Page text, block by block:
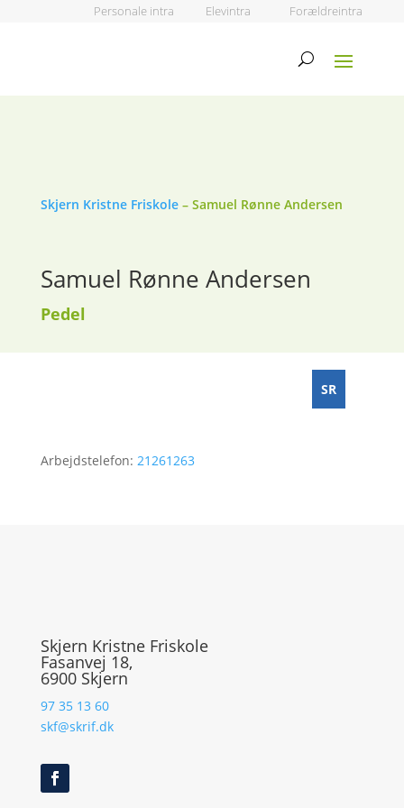
Personale intra Elevintra Forældreintra
Skjern Kristne Friskole– Samuel Rønne Andersen
Samuel Rønne Andersen
Pedel
SR
Arbejdstelefon: 21261263
Skjern Kristne Friskole
Fasanvej 18,
6900 Skjern
97 35 13 60
skf@skrif.dk